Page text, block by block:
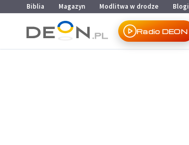
Przejdź do menu głównego
Przejdź do treści
Biblia Magazyn Modlitwa w drodze Blogi
Radio DEON